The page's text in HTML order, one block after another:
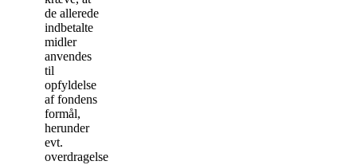
de allerede
indbetalte
midler
anvendes
til
opfyldelse
af fondens
formål,
herunder
evt.
overdragelse